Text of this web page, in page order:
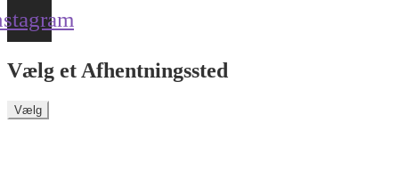
Vælg et Afhentningssted
Vælg